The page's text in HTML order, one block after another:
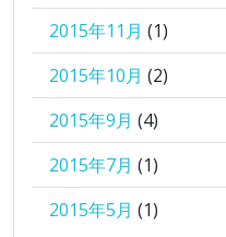
2015年11月 (1)
2015年10月 (2)
2015年9月 (4)
2015年7月 (1)
2015年5月 (1)